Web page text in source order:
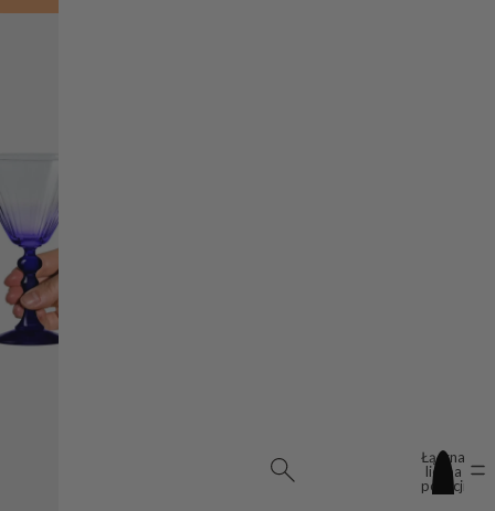
Łączna
liczba
pozycji
w